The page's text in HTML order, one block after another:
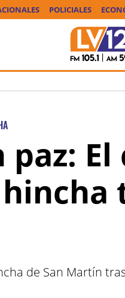
POLICIALES
de San Martín